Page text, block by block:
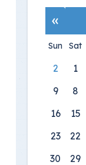
»
Sat
Sun
1
2
8
9
15
16
22
23
29
30